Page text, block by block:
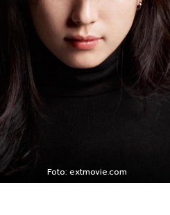
Foto: extmovie.com